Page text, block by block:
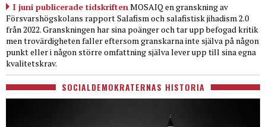
I juni publicerade tidskriften MOSAIQ en granskning av
Försvarshögskolans rapport Salafism och salafistisk jihadism 2.0
från 2022. Granskningen har sina poänger och tar upp befogad kritik
men trovärdigheten faller eftersom granskarna inte själva på någon
punkt eller i någon större omfattning själva lever upp till sina egna
kvalitetskrav.
SOCIALDEMOKRATERNAS HISTORIA